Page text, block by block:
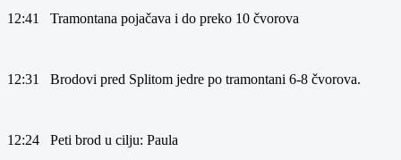
12:41 Tramontana pojačava i do preko 10 čvorova
12:31 Brodovi pred Splitom jedre po tramontani 6-8 čvorova.
12:24 Peti brod u cilju: Paula